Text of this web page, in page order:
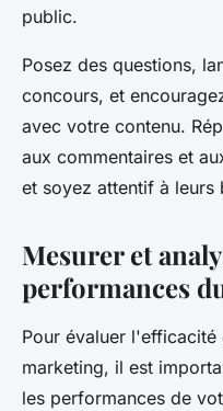
public.
Posez des questions,
concours, et
avec votre contenu.
aux commentaires et
et soyez attentif à leurs
Mesurer et
performances
Pour évaluer
marketing, il est
les performances de